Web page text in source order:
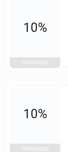
10%
ПРОМОКОД
10%
ПРОМОКОД